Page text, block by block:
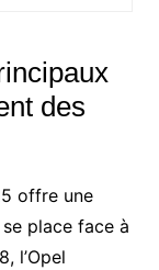
des
offre une
place face à
l’Opel